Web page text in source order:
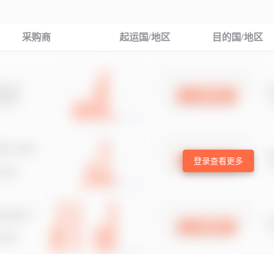
采购商 起运国/地区 目的国/地区
登录查看更多